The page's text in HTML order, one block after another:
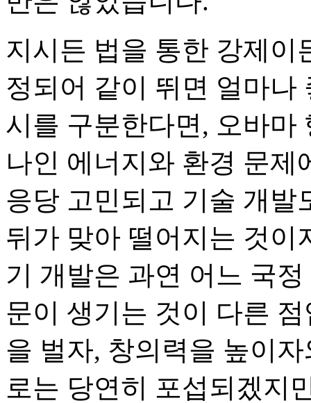
지시든 법을 통한 강제이
정되어 같이 뛰면 얼마나
시를 구분한다면, 오바마
나인 에너지와 환경 문
응당 고민되고 기술 개발
뒤가 맞아 떨어지는 것이
기 개발은 과연 어느 국
문이 생기는 것이 다른
을 벌자, 창의력을 높이
로는 당연히 포섭되겠지